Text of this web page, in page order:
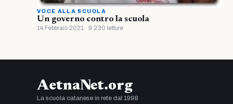
VOCE ALLA SCUOLA
Un governo contro la scuola
14 Febbraio 2021 · 9.230 letture
AetnaNet.org
La scuola catanese in rete dal 1998